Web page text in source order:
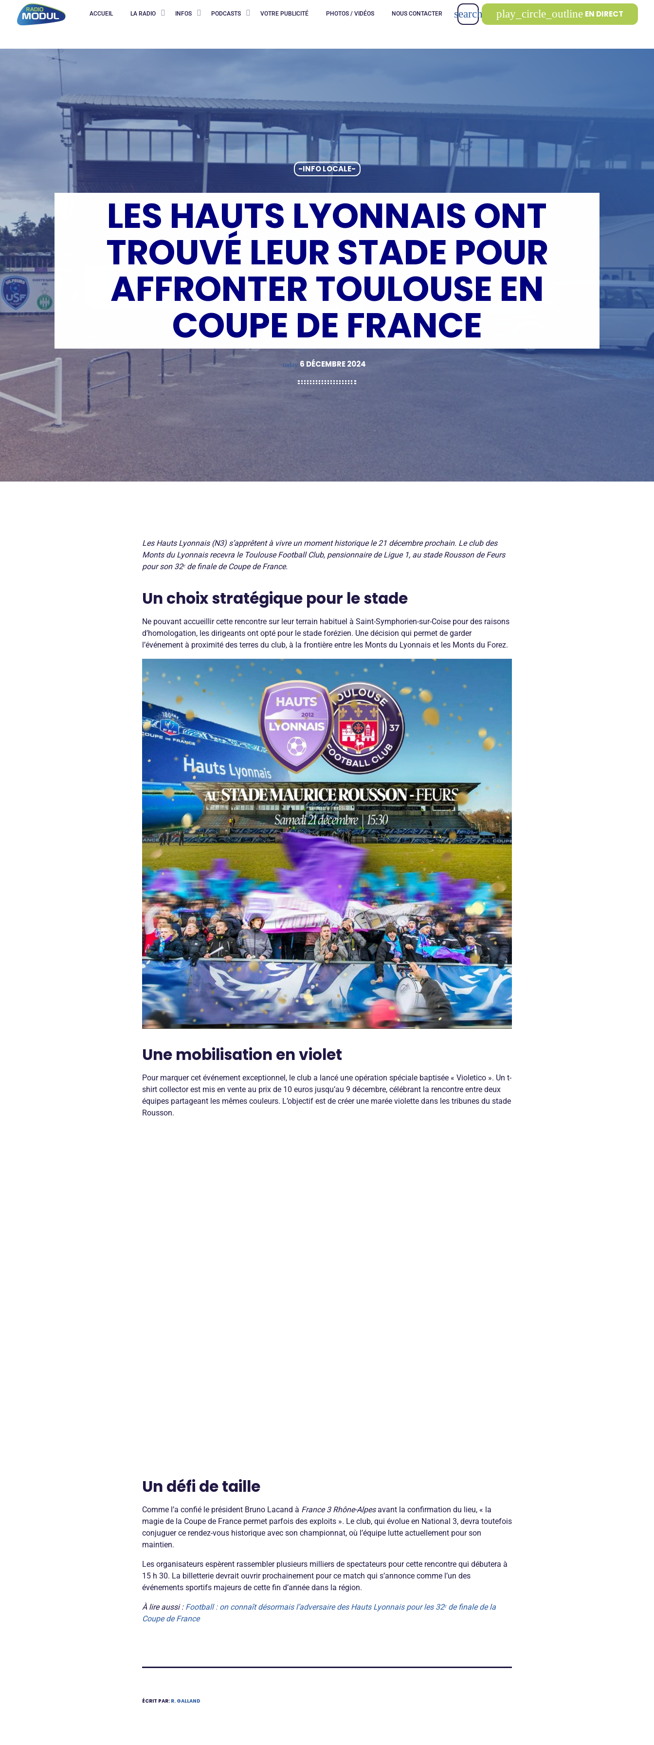
ACCUEIL LA RADIO INFOS PODCASTS VOTRE PUBLICITÉ PHOTOS / VIDÉOS NOUS CONTACTER search play_circle_outline EN DIRECT
-INFO LOCALE-
LES HAUTS LYONNAIS ONT
TROUVÉ LEUR STADE POUR
AFFRONTER TOULOUSE EN
COUPE DE FRANCE
today 6 DÉCEMBRE 2024
Les Hauts Lyonnais (N3) s’apprêtent à vivre un moment historique le 21 décembre prochain. Le club des
Monts du Lyonnais recevra le Toulouse Football Club, pensionnaire de Ligue 1, au stade Rousson de Feurs
pour son 32ᵉ de finale de Coupe de France.
Un choix stratégique pour le stade
Ne pouvant accueillir cette rencontre sur leur terrain habituel à Saint-Symphorien-sur-Coise pour des raisons
d’homologation, les dirigeants ont opté pour le stade forézien. Une décision qui permet de garder
l’événement à proximité des terres du club, à la frontière entre les Monts du Lyonnais et les Monts du Forez.
Une mobilisation en violet
Pour marquer cet événement exceptionnel, le club a lancé une opération spéciale baptisée « Violetico ». Un t-
shirt collector est mis en vente au prix de 10 euros jusqu’au 9 décembre, célébrant la rencontre entre deux
équipes partageant les mêmes couleurs. L’objectif est de créer une marée violette dans les tribunes du stade
Rousson.
Un défi de taille
Comme l’a confié le président Bruno Lacand à France 3 Rhône-Alpesavant la confirmation du lieu, « la
magie de la Coupe de France permet parfois des exploits ». Le club, qui évolue en National 3, devra toutefois
conjuguer ce rendez-vous historique avec son championnat, où l’équipe lutte actuellement pour son
maintien.
Les organisateurs espèrent rassembler plusieurs milliers de spectateurs pour cette rencontre qui débutera à
15 h 30. La billetterie devrait ouvrir prochainement pour ce match qui s’annonce comme l’un des
événements sportifs majeurs de cette fin d’année dans la région.
À lire aussi : Football : on connaît désormais l’adversaire des Hauts Lyonnais pour les 32ᵉ de finale de la
Coupe de France
ÉCRIT PAR: R. GALLAND